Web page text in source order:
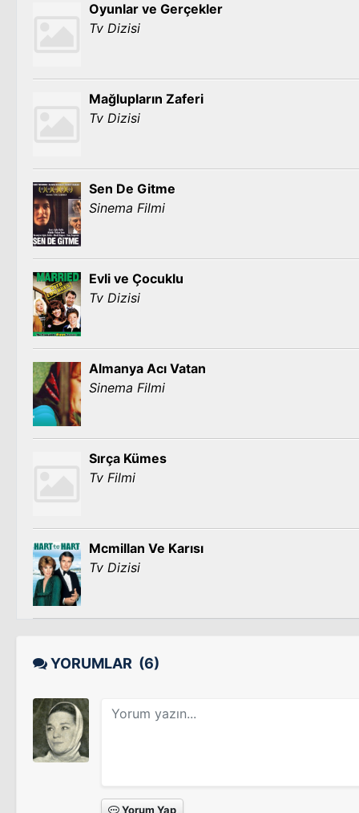
Oyunlar ve Gerçekler
Tv Dizisi
Mağlupların Zaferi
Tv Dizisi
Sen De Gitme
Sinema Filmi
Evli ve Çocuklu
Tv Dizisi
Almanya Acı Vatan
Sinema Filmi
Sırça Kümes
Tv Filmi
Mcmillan Ve Karısı
Tv Dizisi
YORUMLAR (6)
Yorum Yap